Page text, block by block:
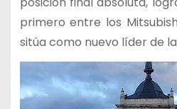
primero entre los
sitúa como nuevo líder de